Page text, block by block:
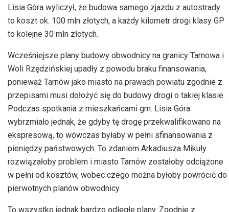
Lisia Góra wyliczył, że budowa samego zjazdu z autostrady
to koszt ok. 100 mln złotych, a każdy kilometr drogi klasy GP
to kolejne 30 mln złotych.
Wcześniejsze plany budowy obwodnicy na granicy Tarnowa i
Woli Rzędzińskiej upadły z powodu braku finansowania,
ponieważ Tarnów jako miasto na prawach powiatu zgodnie z
przepisami musi dołożyć się do budowy drogi o takiej klasie.
Podczas spotkania z mieszkańcami gm. Lisia Góra
wybrzmiało jednak, że gdyby tę drogę przekwalifikowano na
ekspresową, to wówczas byłaby w pełni sfinansowania z
pieniędzy państwowych. To zdaniem Arkadiusza Mikuły
rozwiązałoby problem i miasto Tarnów zostałoby odciążone
w pełni od kosztów, wobec czego można byłoby powrócić do
pierwotnych planów obwodnicy.
To wszystko jednak bardzo odległe plany. Zgodnie z